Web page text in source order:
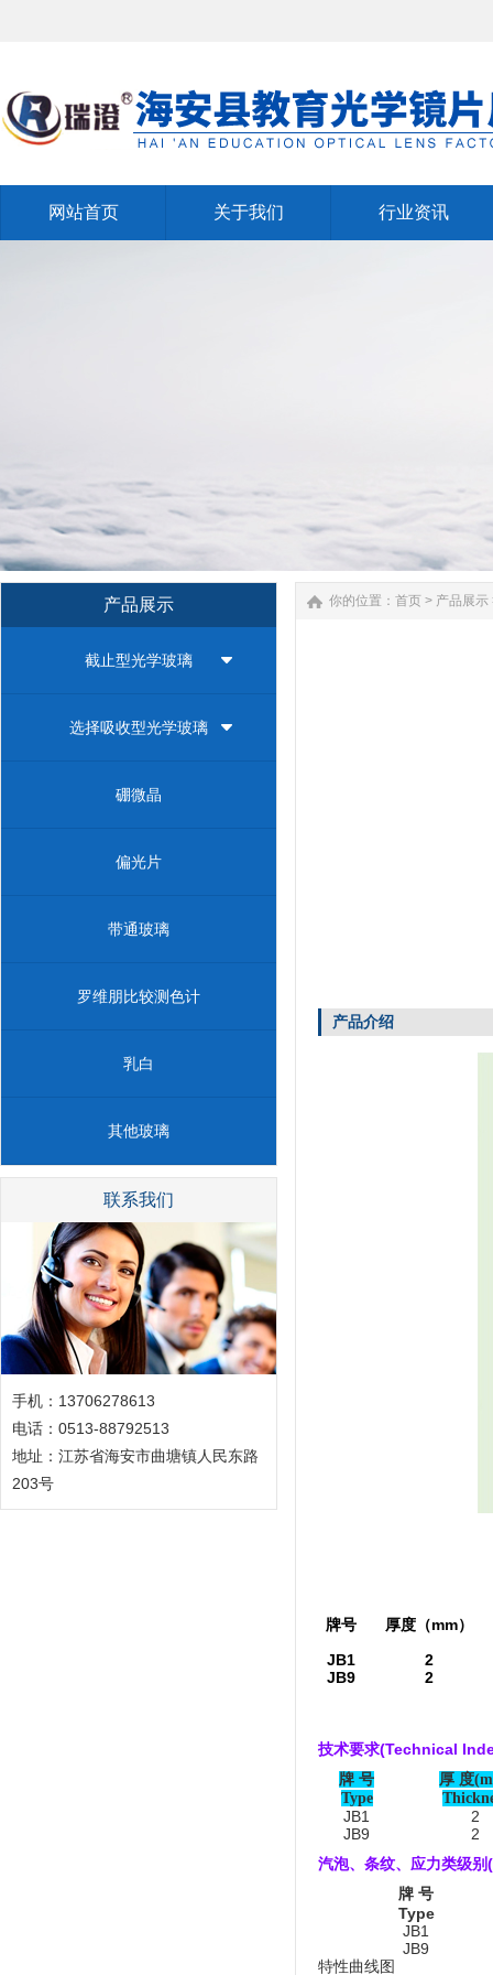
网站首页 关于我们 行业资讯
产品展示
截止型光学玻璃
选择吸收型光学玻璃
硼微晶
偏光片
带通玻璃
罗维朋比较测色计
乳白
其他玻璃
联系我们
手机：13706278613
电话：0513-88792513
地址：江苏省海安市曲塘镇人民东路
203号
你的位置： 首页 > 产品展示
产品介绍
牌号
厚度（mm）
JB1
2
JB9
2
技术要求(Technical
牌 号
Type
厚 度
JB1
2
JB9
2
汽泡、条纹、应力类级别
牌 号
Type
JB1
JB9
特性曲线图